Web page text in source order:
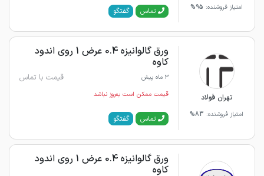
امتیاز فروشنده: 95% تماس گفتگو
تهران فولاد
امتیاز فروشنده: 83%
ورق گالوانیزه 0.4 عرض 1 روی اندود
کاوه
3 ماه پیش قیمت با تماس
قیمت ممکن است به‌روز نباشد
تماس گفتگو
ورق گالوانیزه 0.4 عرض 1 روی اندود
کاوه